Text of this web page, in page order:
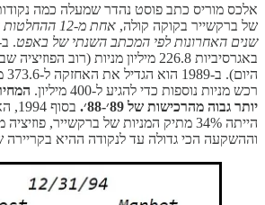
אלכס מוריס כתב פוסט נהדר שמעלה כמה
של ברקשייר בקוקה קולה,
אחת מ-12
שנים האחרונות לפי המכתב השנתי של באפט
באגרסיביות 226.8 מיליון מניות (רוב
רכש מניות נוספות כדי להגיע ל-400 מיליון.
יותר גבוה מהרכישות של 89׳-88׳.
הייתה 34% מתיק המניות של ברקשייר,
וההשקעה הכי גדולה עד לנקודה ההיא